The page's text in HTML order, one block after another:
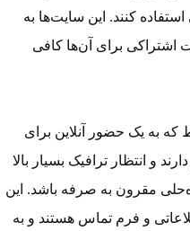
کنند. این سایت‌ها به
اشتراکی برای آن‌ها کافی
به یک حضور آنلاین برای
و انتظار ترافیک بسیار بالا
مقرون به صرفه باشد. این
و فرم تماس هستند و به